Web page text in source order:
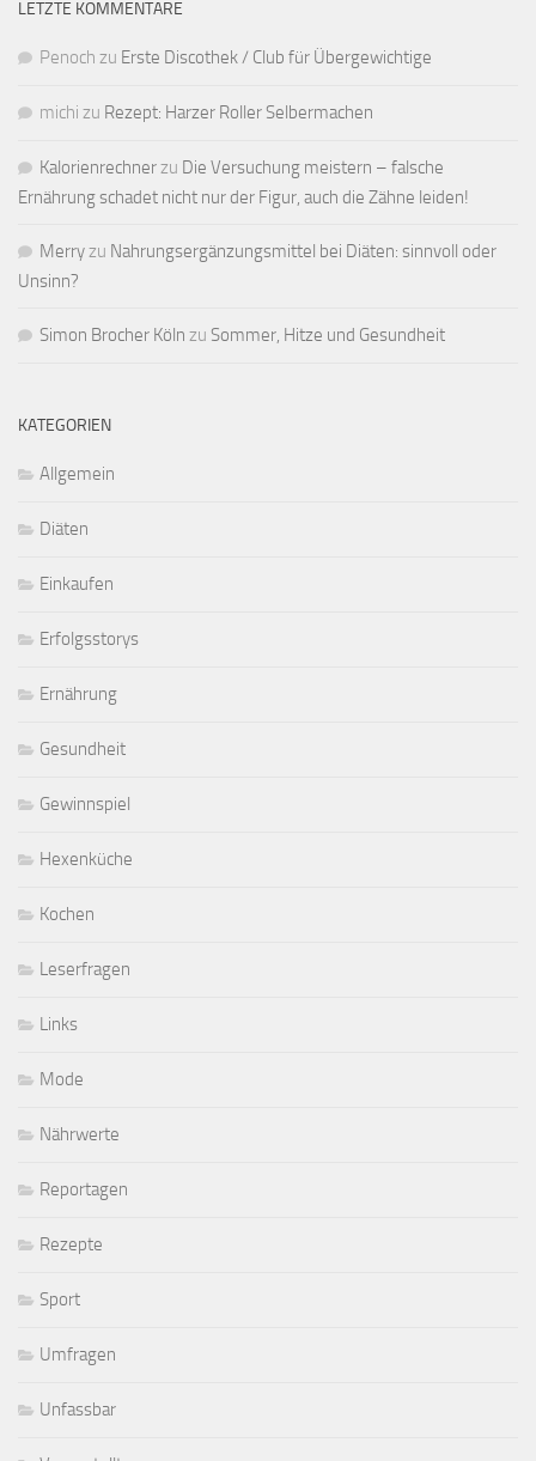
LETZTE KOMMENTARE
Penoch zu Erste Discothek / Club für Übergewichtige
michi zu Rezept: Harzer Roller Selbermachen
Kalorienrechnerzu Die Versuchung meistern – falsche
Ernährung schadet nicht nur der Figur, auch die Zähne leiden!
Merryzu Nahrungsergänzungsmittel bei Diäten: sinnvoll oder
Unsinn?
Simon Brocher Köln zu Sommer, Hitze und Gesundheit
KATEGORIEN
Allgemein
Diäten
Einkaufen
Erfolgsstorys
Ernährung
Gesundheit
Gewinnspiel
Hexenküche
Kochen
Leserfragen
Links
Mode
Nährwerte
Reportagen
Rezepte
Sport
Umfragen
Unfassbar